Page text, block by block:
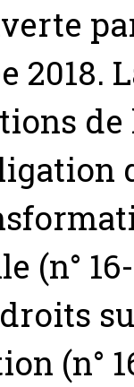
2018.
(n°
droits
(n°